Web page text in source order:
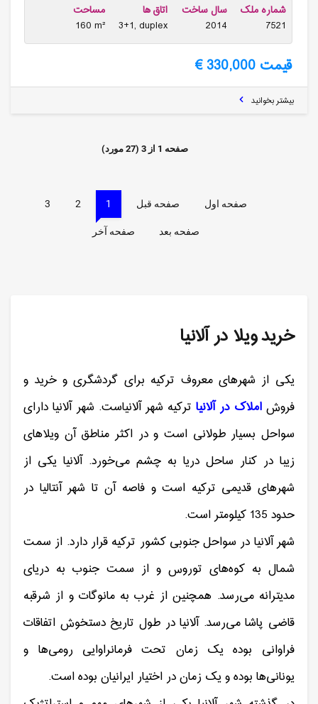
شماره ملک
7521
سال ساخت
2014
اتاق ها
3+1, duplex
مساحت
160 m²
قیمت 330,000 €
بیشتر بخوانید
صفحه 1 از 3
(
27 مورد)
صفحه اول صفحه قبل 1
2
3
صفحه بعد صفحه آخر
خرید ویلا در آلانیا
یکی از شهرهای معروف ترکیه برای گردشگری و خرید و
فروش املاک در آلانیاترکیه شهر آلانیاست. شهر آلانیا دارای
سواحل بسیار طولانی است و در اکثر مناطق آن ویلاهای
زیبا در کنار ساحل دریا به چشم می‌خورد. آلانیا یکی از
شهرهای قدیمی ترکیه است و فاصه آن تا شهر آنتالیا در
حدود 135 کیلومتر است.
شهر آلانیا در سواحل جنوبی کشور ترکیه قرار دارد. از سمت
شمال به کوه‌های توروس و از سمت جنوب به دریای
مدیترانه می‌رسد. همچنین از غرب به مانوگات و از شرقبه
قاضی پاشا می‌رسد. آلانیا در طول تاریخ دستخوش اتفاقات
فراوانی بوده یک زمان تحت فرمانراوایی رومی‌ها و
یونانی‌ها بوده و یک زمان در اختیار ایرانیان بوده است.